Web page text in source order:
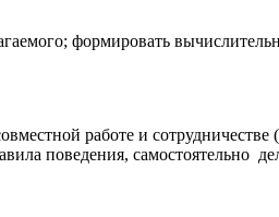
формировать
работе и сотрудничестве
поведения, самостоятельно